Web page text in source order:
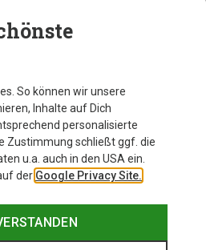
So können wir unsere
Inhalte auf Dich
personalisierte
Zustimmung schließt ggf. die
u.a. auch in den USA ein.
der Google Privacy Site.